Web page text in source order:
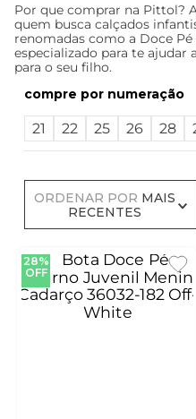
Por que comprar na Pittol?
quem busca calçados
renomadas como a Doce
especializado para te ajudar
para o seu filho.
numeração
21 22 25 26 28
ORDENAR POR MAIS
RECENTES
28%
OFF